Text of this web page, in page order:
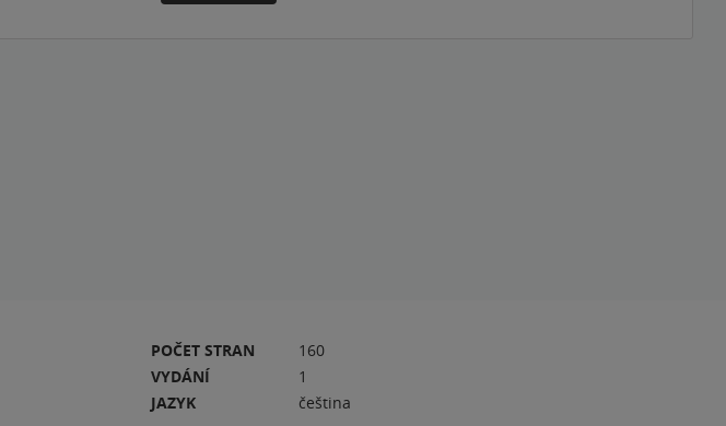
POČET STRAN
160
VYDÁNÍ
1
JAZYK
čeština